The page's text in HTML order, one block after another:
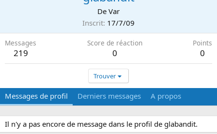
De Var
Inscrit 17/7/09
Messages
219
Score de réaction
0
Points
0
Trouver
Messages de profil Derniers messages A propos
Il n'y a pas encore de message dans le profil de glabandit.